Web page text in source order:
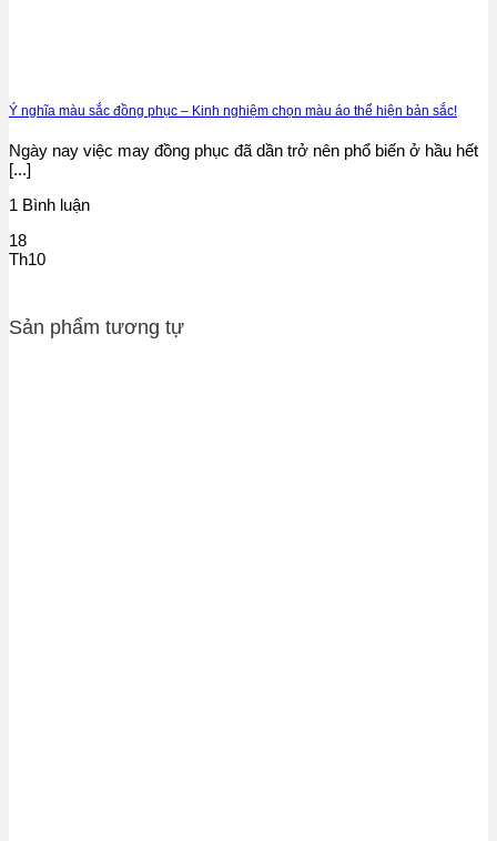
Ý nghĩa màu sắc đồng phục – Kinh nghiệm chọn màu áo thể hiện bản sắc!
Ngày nay việc may đồng phục đã dần trở nên phổ biến ở hầu hết
[...]
1 Bình luận
18
Th10
Sản phẩm tương tự